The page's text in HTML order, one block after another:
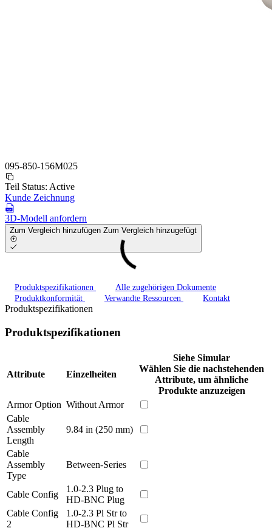
095-850-156M025
Teil Status: Active
Kunde Zeichnung
3D-Modell anfordern
Zum Vergleich hinzufügen Zum Vergleich hinzugefügt
Produktspezifikationen
Alle zugehörigen Dokumente
Produktkonformität
Verwandte Ressourcen Kontakt
Produktspezifikationen
Produktspezifikationen
Attribute Einzelheiten
Siehe Simular
Wählen Sie die nachstehenden
Attribute, um ähnliche
Produkte anzuzeigen
Armor Option Without Armor
Cable
Assembly
Length
9.84 in (250 mm)
Cable
Assembly
Type
Between-Series
Cable Config
1.0-2.3 Plug to
HD-BNC Plug
Cable Config
2
1.0-2.3 Pl Str to
HD-BNC Pl Str